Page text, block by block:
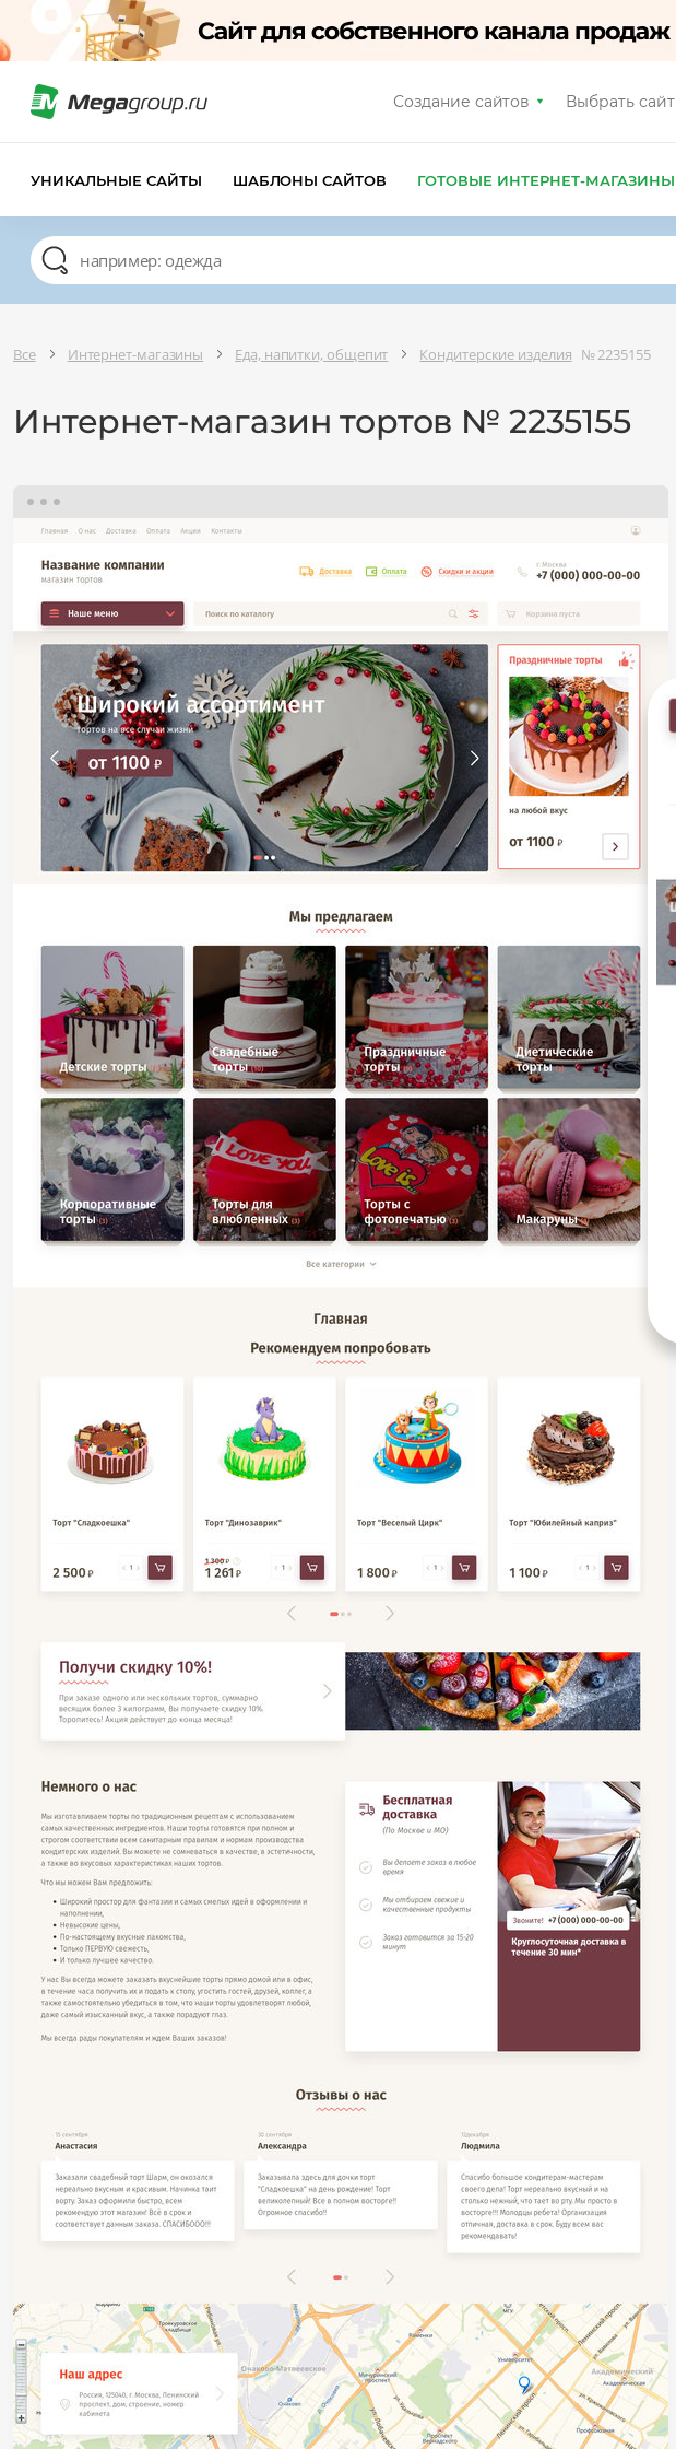
Создание сайтов Выбрать сайт
УНИКАЛЬНЫЕ САЙТЫ ШАБЛОНЫ САЙТОВ ГОТОВЫЕ ИНТЕРНЕТ-МАГАЗИНЫ
Все Интернет-магазины Еда, напитки, общепит Кондитерские изделия № 2235155
Интернет-магазин тортов № 2235155